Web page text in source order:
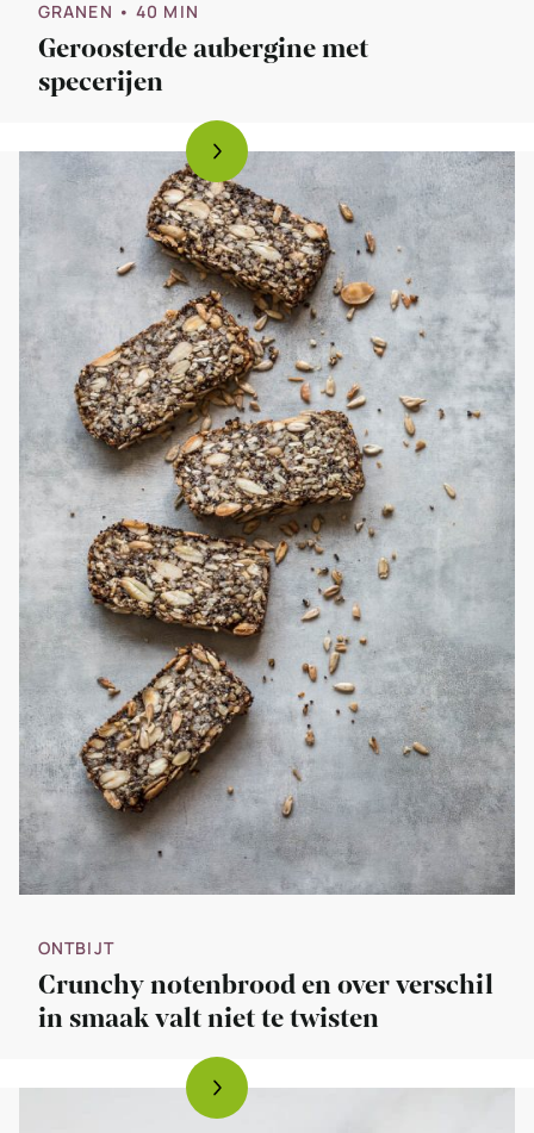
GRANEN • 40 MIN
Geroosterde aubergine met
specerijen
ONTBIJT
Crunchy notenbrood en over verschil
in smaak valt niet te twisten